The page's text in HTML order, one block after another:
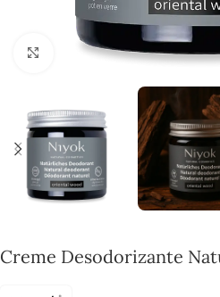
Click to enlarge
Creme Desodorizante